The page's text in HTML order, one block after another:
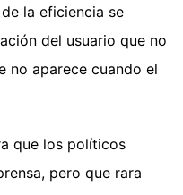
la eficiencia se
del usuario que no
no aparece cuando el
que los políticos
pero que rara